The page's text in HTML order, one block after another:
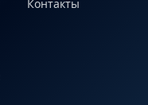
Контакты